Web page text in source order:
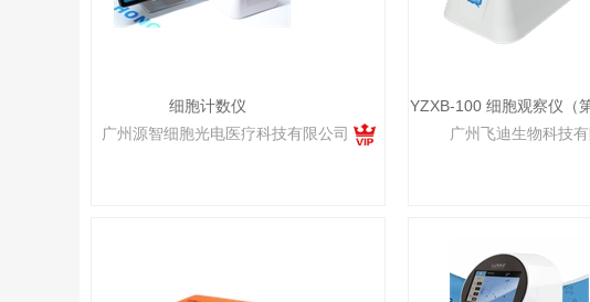
细胞计数仪
广州源智细胞光电医疗科技有限公司
YZXB-100 细胞观察仪（
广州飞迪生物科技